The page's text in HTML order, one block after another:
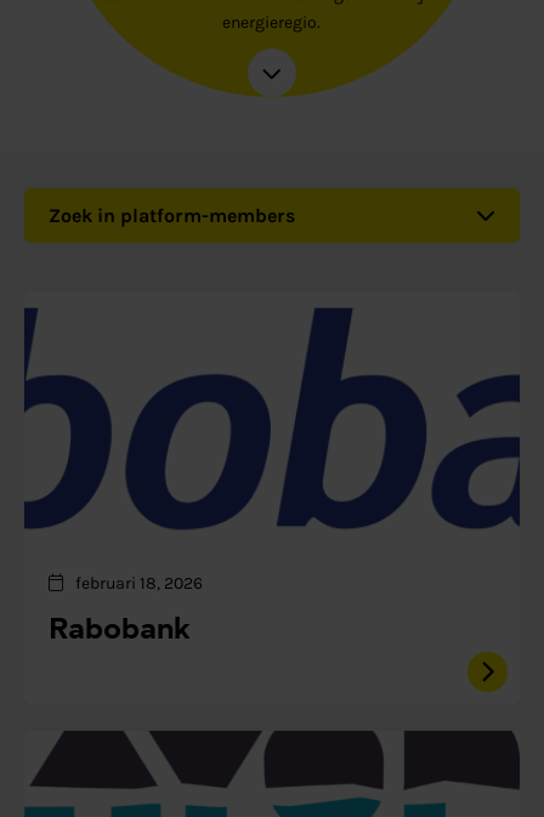
energieregio.
Zoek in platform-members
februari 18, 2026
Rabobank